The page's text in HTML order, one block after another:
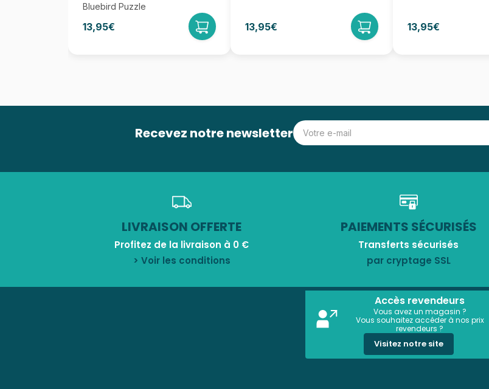
Bluebird Puzzle
13,95€ 13,95€ 13,95€
Recevez notre newsletter
LIVRAISON OFFERTE
Profitez de la livraison à 0 €
> Voir les conditions
PAIEMENTS SÉCURISÉS
Transferts sécurisés
par cryptage SSL
Accès revendeurs
Vous avez un magasin ?
Vous souhaitez accéder à nos prix
revendeurs ?
Visitez notre site